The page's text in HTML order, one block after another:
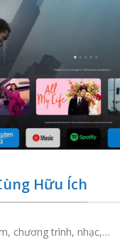
Hữu Ích
chương trình, nhạc,…